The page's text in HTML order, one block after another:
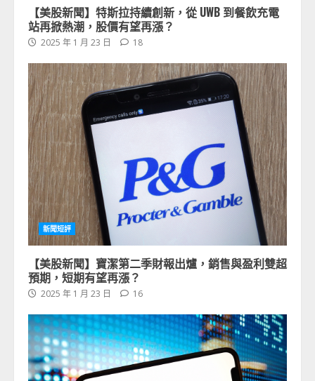
【美股新聞】特斯拉持續創新，從 UWB 到餐飲充電
站再掀熱潮，股價有望再漲？
2025 年 1 月 23 日 18
新聞短評
【美股新聞】寶潔第二季財報出爐，銷售與盈利雙超
預期，短期有望再漲？
2025 年 1 月 23 日 16